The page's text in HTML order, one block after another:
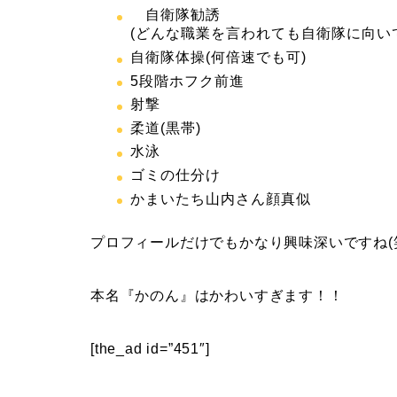
自衛隊勧誘
(どんな職業を言われても自衛隊に向い
自衛隊体操(何倍速でも可)
5段階ホフク前進
射撃
柔道(黒帯)
水泳
ゴミの仕分け
かまいたち山内さん顔真似
プロフィールだけでもかなり興味深いですね(
本名『かのん』はかわいすぎます！！
[the_ad id=”451″]